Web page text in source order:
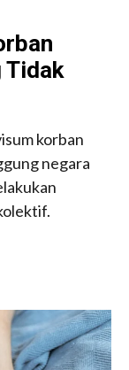
Tidak
korban
negara